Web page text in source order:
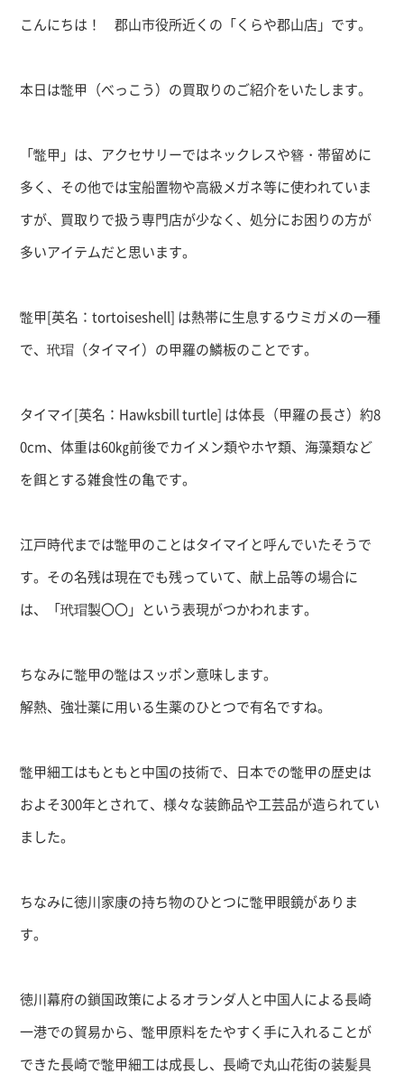
こんにちは！ 郡山市役所近くの「くらや郡山店」です。
本日は鼈甲（べっこう）の買取りのご紹介をいたします。
「鼈甲」は、アクセサリーではネックレスや簪・帯留めに
多く、その他では宝船置物や高級メガネ等に使われていま
すが、買取りで扱う専門店が少なく、処分にお困りの方が
多いアイテムだと思います。
鼈甲[英名：tortoiseshell] は熱帯に生息するウミガメの一種
で、玳瑁（タイマイ）の甲羅の鱗板のことです。
タイマイ[英名： Hawksbill turtle] は体長（甲羅の長さ）約8
0cm、体重は60㎏前後でカイメン類やホヤ類、海藻類など
を餌とする雑食性の亀です。
江戸時代までは鼈甲のことはタイマイと呼んでいたそうで
す。その名残は現在でも残っていて、献上品等の場合に
は、「玳瑁製〇〇」という表現がつかわれます。
ちなみに鼈甲の鼈はスッポン意味します。
解熱、強壮薬に用いる生薬のひとつで有名ですね。
鼈甲細工はもともと中国の技術で、日本での鼈甲の歴史は
およそ300年とされて、様々な装飾品や工芸品が造られてい
ました。
ちなみに徳川家康の持ち物のひとつに鼈甲眼鏡がありま
す。
徳川幕府の鎖国政策によるオランダ人と中国人による長崎
一港での貿易から、鼈甲原料をたやすく手に入れることが
できた長崎で鼈甲細工は成長し、長崎で丸山花街の装髪具